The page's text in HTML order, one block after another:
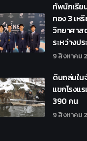
ทัพนักเรีย
ทอง 3 เห
วิทยาศาส
ระหว่างปร
9 สิงหาคม
ดินถล่มใ
แขกโรงแ
390 คน
9 สิงหาคม